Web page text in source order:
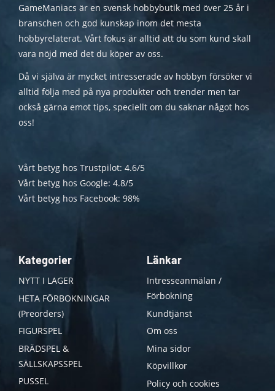
GameManiacs är en svensk hobbybutik med över 25 år i
branschen och god kunskap inom det mesta
hobbyrelaterat. Vårt fokus är alltid att du som kund skall
vara nöjd med det du köper av oss.
Då vi själva är mycket intresserade av hobbyn försöker vi
alltid följa med på nya produkter och trender men tar
också gärna emot tips, speciellt om du saknar något hos
oss!
Vårt betyg hos Trustpilot: 4.6/5
Vårt betyg hos Google: 4.8/5
Vårt betyg hos Facebook: 98%
Kategorier
NYTT I LAGER
HETA FÖRBOKNINGAR
(Preorders)
FIGURSPEL
BRÄDSPEL &
SÄLLSKAPSSPEL
PUSSEL
Länkar
Intresseanmälan /
Förbokning
Kundtjänst
Om oss
Mina sidor
Köpvillkor
Policy och cookies